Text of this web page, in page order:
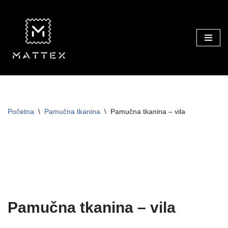
content
Početna \ Pamučna tkanina \ Pamučna tkanina – vila
Pamučna tkanina – vila